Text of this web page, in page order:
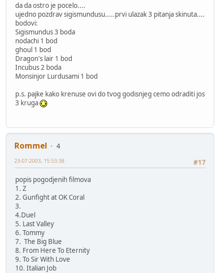
da da ostro je pocelo....
ujedno pozdrav sigismundusu.....prvi ulazak 3 pitanja skinuta....
bodovi:
Sigismundus 3 boda
nodachi 1 bod
ghoul 1 bod
Dragon's lair 1 bod
Incubus 2 boda
Monsinjor Lurdusami 1 bod
p.s. pajke kako krenuse ovi do tvog godisnjeg cemo odraditi jos
3 kruga
Rommel
4
#17
23-07-2003, 15:53:38
popis pogodjenih filmova
1. Z
2. Gunfight at OK Coral
3.
4.Duel
5. Last Valley
6. Tommy
7. The Big Blue
8. From Here To Eternity
9. To Sir With Love
10. Italian Job